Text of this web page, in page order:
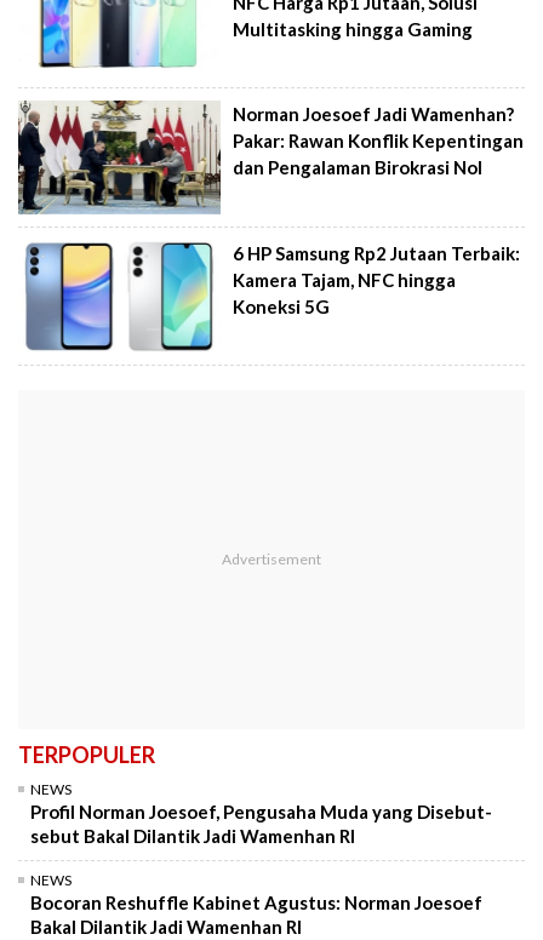
Multitasking hingga Gaming
Norman Joesoef Jadi Wamenhan?
Pakar: Rawan Konflik Kepentingan
dan Pengalaman Birokrasi Nol
6 HP Samsung Rp2 Jutaan Terbaik:
Kamera Tajam, NFC hingga
Koneksi 5G
TERPOPULER
NEWS
Profil Norman Joesoef, Pengusaha Muda yang Disebut-
sebut Bakal Dilantik Jadi Wamenhan RI
NEWS
Bocoran Reshuffle Kabinet Agustus: Norman Joesoef
Bakal Dilantik Jadi Wamenhan RI